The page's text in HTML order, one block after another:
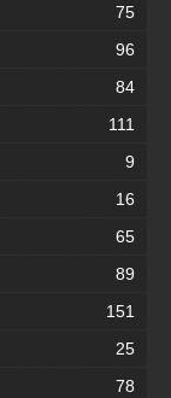
75
96
84
111
9
16
65
89
151
25
78